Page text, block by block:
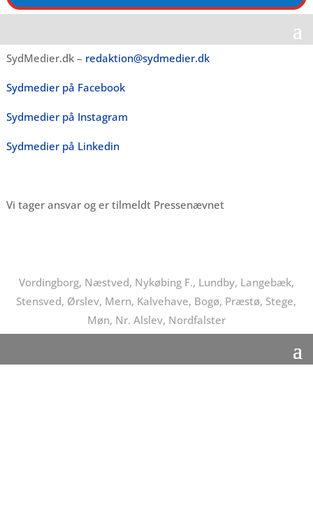
SydMedier.dk – redaktion@sydmedier.dk
Sydmedier på Facebook
Sydmedier på Instagram
Sydmedier på Linkedin
Vi tager ansvar og er tilmeldt Pressenævnet
Vordingborg, Næstved, Nykøbing F., Lundby, Langebæk,
Stensved, Ørslev, Mern, Kalvehave, Bogø, Præstø, Stege,
Møn, Nr. Alslev, Nordfalster